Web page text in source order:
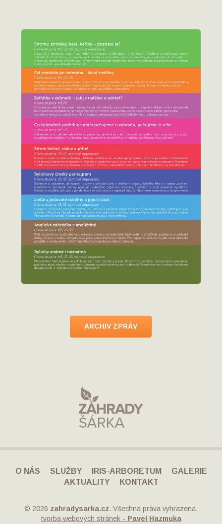
ARCHIV ZPRÁV
O NÁS SLUŽBY IRIS-ARBORETUM
GALERIE
AKTUALITY
KONTAKT
© 2026 zahradysarka.cz. Všechna práva vyhrazena.
tvorba webových stránek - Pavel Hazmuka